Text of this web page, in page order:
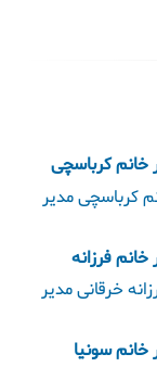
خانم كرباسچی
كرباسچی مدير
خانم فرزانه
خرقانی مدير
خانم سونیا